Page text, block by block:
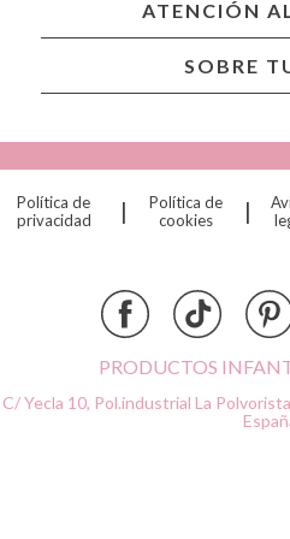
Cristina de Jos'h
Djeco
ATENCIÓN
SOBRE
Política de
privacidad
|
Política de
cookies
|
PRODUCTOS
C/ Yecla 10, Pol.industrial La